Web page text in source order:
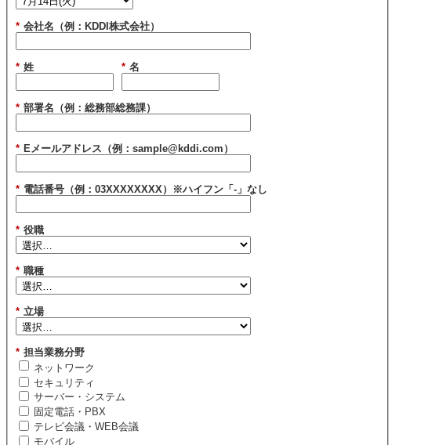
* 会社名（例：KDDI株式会社）
* 姓 * 名
* 部署名（例：総務部総務課）
* Eメールアドレス（例：sample@kddi.com）
* 電話番号（例：03XXXXXXXX）※ハイフン「-」なし
* 役職
* 職種
* 立場
* 担当業務分野
ネットワーク
セキュリティ
サーバー・システム
固定電話・PBX
テレビ会議・WEB会議
モバイル